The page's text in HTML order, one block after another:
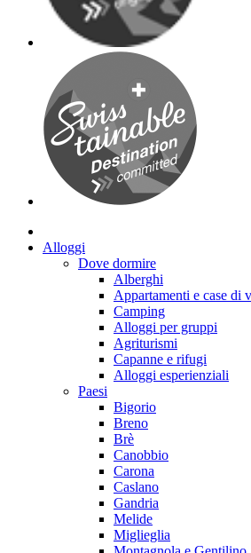
Alloggi
Dove dormire
Alberghi
Appartamenti e case di
Camping
Alloggi per gruppi
Agriturismi
Capanne e rifugi
Alloggi esperienziali
Paesi
Bigorio
Breno
Brè
Canobbio
Carona
Caslano
Gandria
Melide
Miglieglia